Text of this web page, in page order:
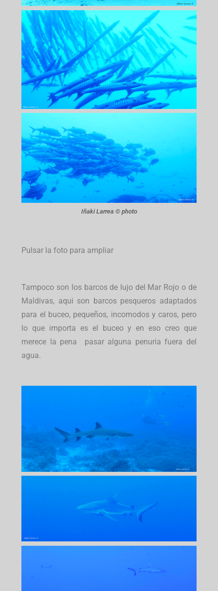
Iñaki Larrea © photo
Pulsar la foto para ampliar
Tampoco son los barcos de lujo del Mar Rojo o de
Maldivas, aqui son barcos pesqueros adaptados
para el buceo, pequeños, incomodos y caros, pero
lo que importa es el buceo y en eso creo que
merece la pena pasar alguna penuria fuera del
agua.